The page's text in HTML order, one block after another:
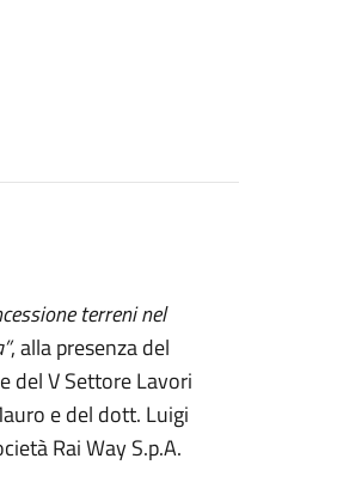
terreni nel
, alla presenza del
del V Settore Lavori
e del dott. Luigi
Rai Way S.p.A.